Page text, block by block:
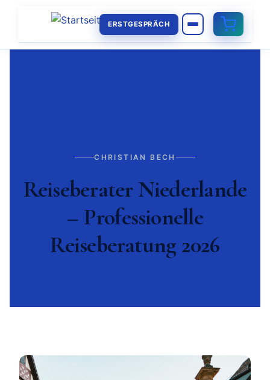
ERSTGESPRÄCH
CHRISTIAN BECH
Reiseberater Niederlande
– Professionelle
Reiseberatung 2026